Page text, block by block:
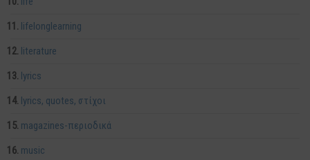
lifelonglearning
literature
lyrics
lyrics, quotes, στίχοι
magazines-περιοδικά
music